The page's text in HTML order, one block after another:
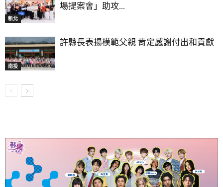
新北
場提案會」助攻...
南投
許縣長表揚模範父親 肯定感謝付出和貢獻